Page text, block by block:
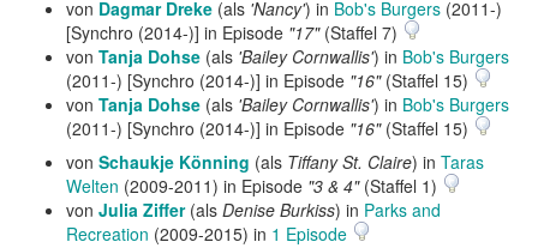
von Dagmar Dreke (als 'Nancy') in Bob's Burgers (2011-)
[Synchro (2014-)] in Episode "17"(Staffel 7)
von Tanja Dohse (als 'Bailey Cornwallis') in Bob's Burgers
(2011-) [Synchro (2014-)] in Episode "16"(Staffel 15)
von Tanja Dohse (als 'Bailey Cornwallis') in Bob's Burgers
(2011-) [Synchro (2014-)] in Episode "16"(Staffel 15)
von Schaukje Könning (als Tiffany St. Claire) in Taras
Welten (2009-2011) in Episode "3 & 4"(Staffel 1)
von Julia Ziffer(als Denise Burkiss) in Parks and
Recreation (2009-2015) in 1 Episode